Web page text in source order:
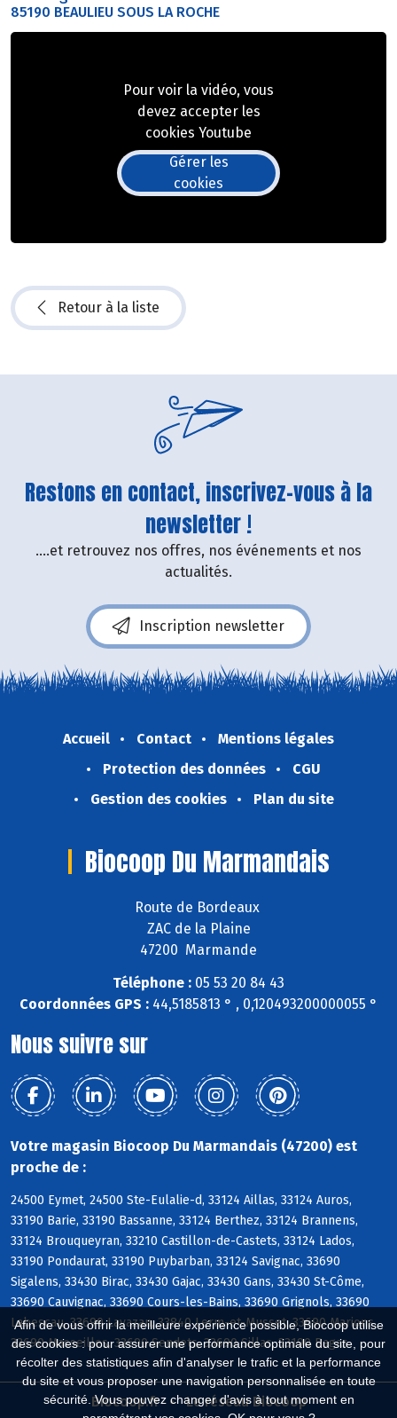
Afin de vous offrir la meilleure expérience possible, Biocoop utilise
des cookies : pour assurer une performance optimale du site, pour
récolter des statistiques afin d'analyser le trafic et la performance
du site et vous proposer une navigation personnalisée en toute
sécurité. Vous pouvez changer d'avis à tout moment en
85190 BEAULIEU SOUS LA ROCHE
Pour voir la vidéo, vous
devez accepter les
cookies Youtube
Gérer les
cookies
Retour à la liste
Restons en contact, inscrivez-vous à la
newsletter !
....et retrouvez nos offres, nos événements et nos
actualités.
Inscription newsletter
Accueil Contact
Mentions légales
Protection des données
CGU
Gestion des cookies
Plan du site
Biocoop Du Marmandais
Route de Bordeaux
ZAC de la Plaine
47200 Marmande
Téléphone : 05 53 20 84 43
Coordonnées GPS : 44,5185813 ° , 0,120493200000055 °
Nous suivre sur
Votre magasin Biocoop Du Marmandais (47200) est
proche de :
24500 Eymet, 24500 Ste-Eulalie-d, 33124 Aillas, 33124 Auros,
33190 Barie, 33190 Bassanne, 33124 Berthez, 33124 Brannens,
33124 Brouqueyran, 33210 Castillon-de-Castets, 33124 Lados,
33190 Pondaurat, 33190 Puybarban, 33124 Savignac, 33690
Sigalens, 33430 Birac, 33430 Gajac, 33430 Gans, 33430 St-Côme,
33690 Cauvignac, 33690 Cours-les-Bains, 33690 Grignols, 33690
Labescau, 33690 Lavazan, 33840 Lerm-et-Musset, 33690 Marions,
33690 Masseilles, 33690 Sendets, 33690 Sillas, 33190 Bagas
Biocoop.fr Le réseau Biocoop